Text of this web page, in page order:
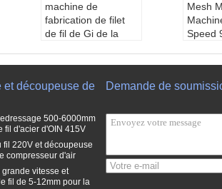
machine de
fabrication de filet
de fil de Gi de la
ment machine de ha
mer de fabrication n
ette de fil de Gi
Service après-vent
e fourni:
Ingénieurs
disponibles pour ent
retenir des machine
Mesh
Speed
tion
de 2-
et découpeuse de
500-6000mm
fil d'acier d'OIN 415V
fil 220V et découpeuse
compresseur d'air
vitesse et
fil de 5-12mm pour la
Demande de